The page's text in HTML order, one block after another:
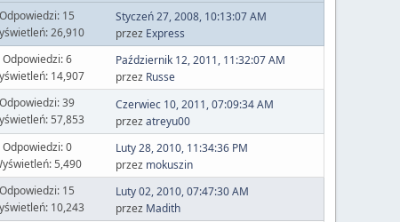
Odpowiedzi: 15
26,910
Styczeń 27, 2008, 10:13:07 AM
przez Express
Odpowiedzi: 6
14,907
Październik 12, 2011, 11:32:07 AM
przez Russe
Odpowiedzi: 39
57,853
Czerwiec 10, 2011, 07:09:34 AM
przezatreyu00
Odpowiedzi: 0
5,490
Luty 28, 2010, 11:34:36 PM
przez mokuszin
Odpowiedzi: 15
10,243
Luty 02, 2010, 07:47:30 AM
przez Madith